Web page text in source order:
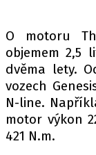
O motoru
objemem 2,5
dvěma lety.
vozech
N-line.
motor výkon
421 N.m.